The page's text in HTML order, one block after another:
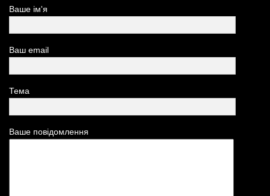
Ваше ім'я
Ваш email
Тема
Ваше повідомлення